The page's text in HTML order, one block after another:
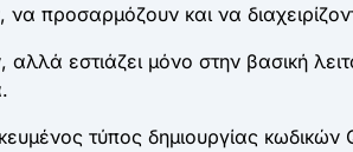
προσαρμόζουν και να
εστιάζει μόνο στην βασική
τύπος δημιουργίας κωδικών